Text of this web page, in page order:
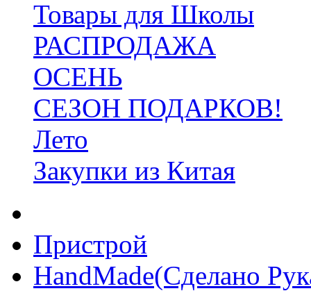
Товары для Школы
РАСПРОДАЖА
ОСЕНЬ
СЕЗОН ПОДАРКОВ!
Лето
Закупки из Китая
Пристрой
HandMade(Сделано